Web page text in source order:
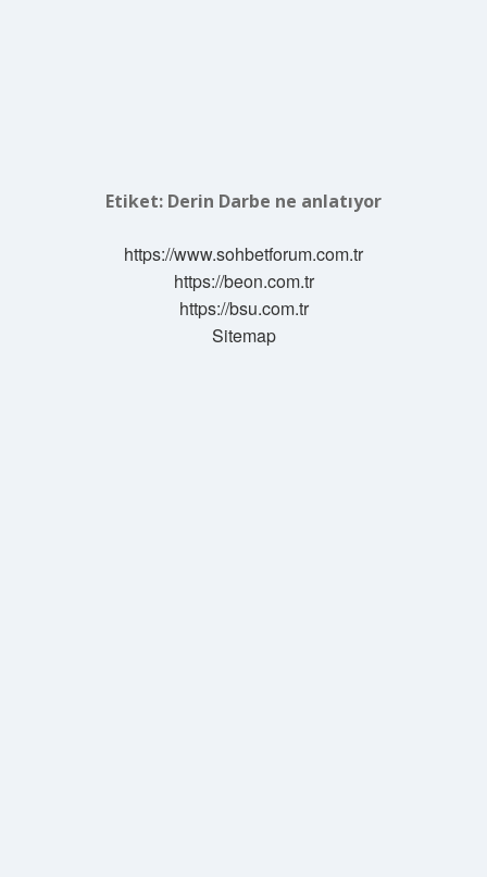
Etiket: Derin Darbe ne anlatıyor
https://www.sohbetforum.com.tr
https://beon.com.tr
https://bsu.com.tr
Sitemap